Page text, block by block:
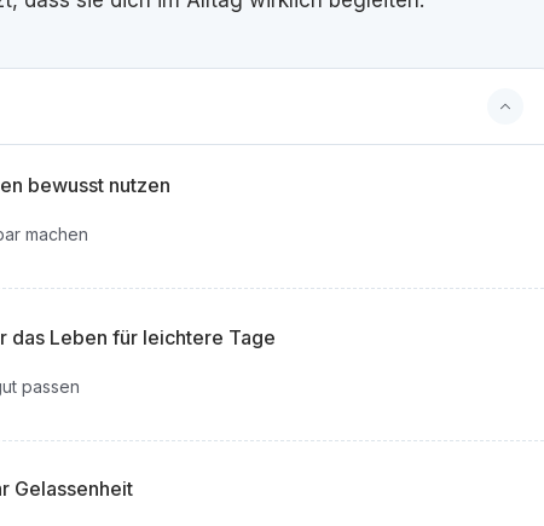
bewusst nutzen
machen
das Leben für leichtere Tage
passen
Gelassenheit